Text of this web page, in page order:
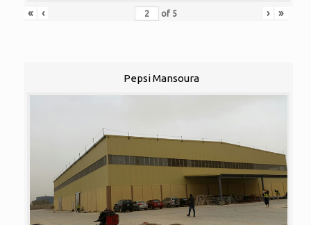
« ‹ of 5 › »
Pepsi Mansoura